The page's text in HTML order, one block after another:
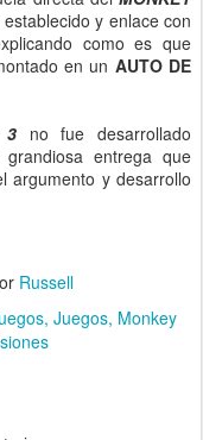
y enlace con
como es que
en un AUTO DE
3 no fue desarrollado
entrega que
argumento y desarrollo
Russell
Juegos Monkey